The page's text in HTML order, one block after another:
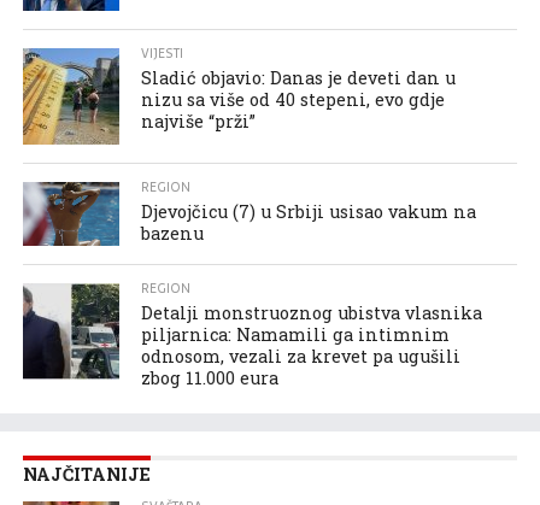
VIJESTI
Sladić objavio: Danas je deveti dan u
nizu sa više od 40 stepeni, evo gdje
najviše “prži”
REGION
Djevojčicu (7) u Srbiji usisao vakum na
bazenu
REGION
Detalji monstruoznog ubistva vlasnika
piljarnica: Namamili ga intimnim
odnosom, vezali za krevet pa ugušili
zbog 11.000 eura
NAJČITANIJE